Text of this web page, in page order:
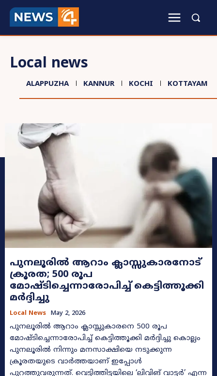
Local news
ALAPPUZHA KANNUR KOCHI KOTTAYAM
പുനലൂരിൽ ആറാം ക്ലാസ്സുകാരനോട്
ക്രൂരത; 500 രൂപ
മോഷ്ടിച്ചെന്നാരോപിച്ച് കെട്ടിത്തൂക്കി
മർദ്ദിച്ചു
Local News May 2, 2026
പുനലൂരിൽ ആറാം ക്ലാസ്സുകാരനെ 500 രൂപ
മോഷ്ടിച്ചെന്നാരോപിച്ച് കെട്ടിത്തൂക്കി മർദ്ദിച്ചു കൊല്ലം
പുനലൂരിൽ നിന്നും മനസാക്ഷിയെ നടുക്കുന്ന
ക്രൂരതയുടെ വാർത്തയാണ് ഇപ്പോൾ
പുറത്തുവരുന്നത്. വെട്ടിത്തിട്ടയിലെ ‘ലിവിങ് വാട്ടർ’ എന്ന